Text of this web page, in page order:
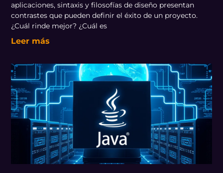
aplicaciones, sintaxis y filosofías de diseño presentan
contrastes que pueden definir el éxito de un proyecto.
¿Cuál rinde mejor? ¿Cuál es
Leer más